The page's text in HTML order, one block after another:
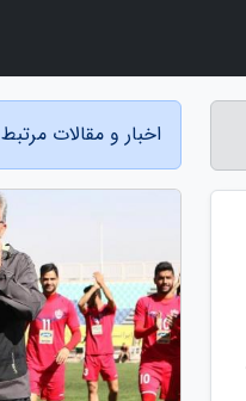
اخبار و مقالات مرتبط